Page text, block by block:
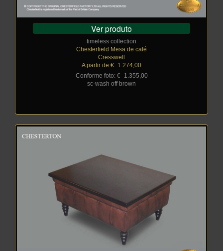
Ver produto
timeless collection
Chesterfield Mesa de café
Cresswell
A partir de €
1.274,00
Conforme foto: €_
1.355,00
sc-wash off brown